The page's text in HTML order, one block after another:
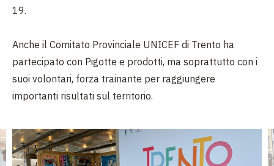
19.
Anche il Comitato Provinciale UNICEF di Trento ha
partecipato con Pigotte e prodotti, ma soprattutto con i
suoi volontari, forza trainante per raggiungere
importanti risultati sul territorio.